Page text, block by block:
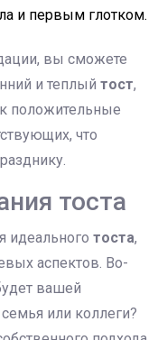
и первым глотком.
вы сможете
и теплый тост,
положительные
что
тоста
идеального тоста,
аспектов. Во-
вашей
или коллеги?